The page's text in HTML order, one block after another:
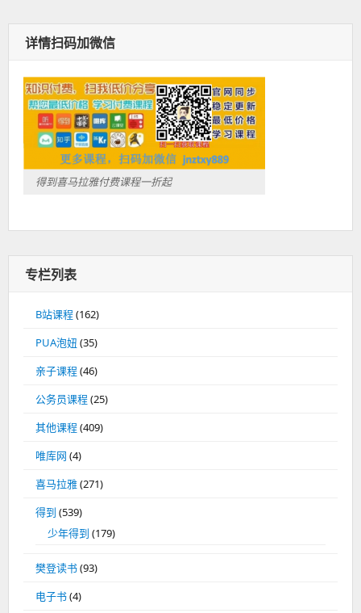
详情扫码加微信
得到喜马拉雅付费课程一折起
专栏列表
B站课程(162)
PUA泡妞 (35)
亲子课程(46)
公务员课程(25)
其他课程(409)
唯库网 (4)
喜马拉雅(271)
得到 (539)
少年得到 (179)
樊登读书(93)
电子书(4)